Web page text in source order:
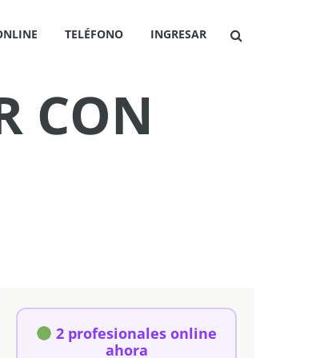
TELÉFONO INGRESAR
CON
2 profesionales online
ahora